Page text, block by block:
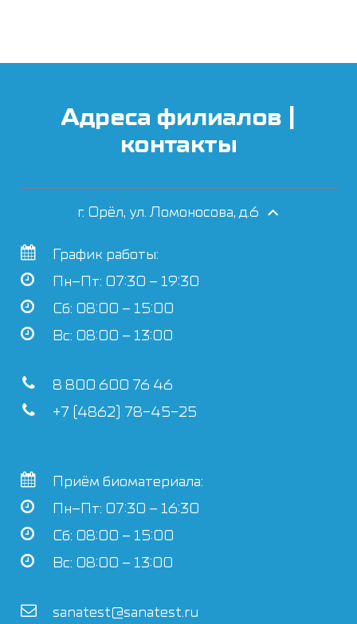
Адреса филиалов |
контакты
г. Орёл, ул. Ломоносова, д.6
График работы:
Пн–Пт: 07:30 – 19:30
Сб: 08:00 – 15:00
Вс: 08:00 – 13:00
8 800 600 76 46
+7 (4862) 78-45-25
Приём биоматериала:
Пн–Пт: 07:30 – 16:30
Сб: 08:00 – 15:00
Вс: 08:00 – 13:00
sanatest@sanatest.ru